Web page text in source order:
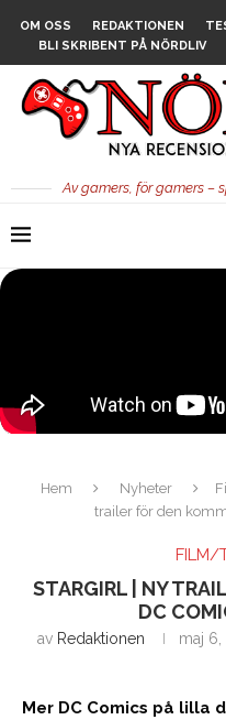
OM OSS REDAKTIONEN
BLI SKRIBENT PÅ NÖRDLIV
Av gamers, för gamers –
Hem Nyheter
trailer för den
FILM/
STARGIRL | NY
DC
av Redaktionen maj
Mer DC Comics på lilla